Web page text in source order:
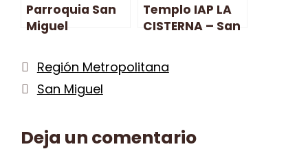
Parroquia San
Miguel
Marianistas –
San Miguel
Templo IAP LA
CISTERNA – San
Categorías
Región Metropolitana
Etiquetas
San Miguel
Deja un comentario